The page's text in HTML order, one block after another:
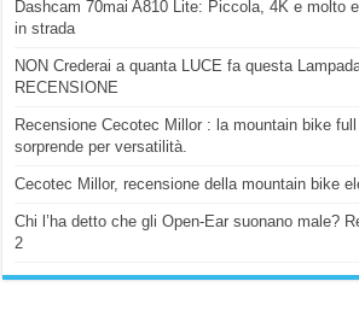
Dashcam 70mai A810 Lite: Piccola, 4K e molto
in strada
NON Crederai a quanta LUCE fa questa
RECENSIONE
Recensione Cecotec Millor : la mountain bike
sorprende per versatilità.
Cecotec Millor, recensione della mountain bike
Chi l’ha detto che gli Open-Ear suonano male?
2